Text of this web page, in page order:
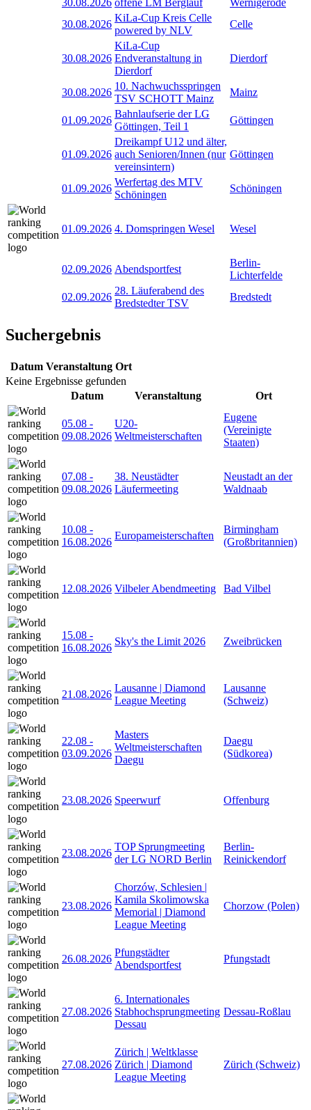
30.08.2026
KiLa-Cup Kreis Celle
powered by NLV
Celle
30.08.2026
KiLa-Cup
Endveranstaltung in
Dierdorf
Dierdorf
30.08.2026
10. Nachwuchsspringen
TSV SCHOTT Mainz
Mainz
01.09.2026
Bahnlaufserie der LG
Göttingen, Teil 1
Göttingen
01.09.2026
Dreikampf U12 und älter,
auch Senioren/Innen (nur
vereinsintern)
Göttingen
01.09.2026
Werfertag des MTV
Schöningen
Schöningen
01.09.2026 4. Domspringen Wesel Wesel
02.09.2026 Abendsportfest
Berlin-
Lichterfelde
02.09.2026
28. Läuferabend des
Bredstedter TSV
Bredstedt
Suchergebnis
Datum Veranstaltung Ort
Keine Ergebnisse gefunden
Datum
Veranstaltung Ort
05.08 -
09.08.2026
U20-
Weltmeisterschaften
Eugene
(Vereinigte
Staaten)
07.08 -
09.08.2026
38. Neustädter
Läufermeeting
Neustadt an der
Waldnaab
10.08 -
16.08.2026
Europameisterschaften
Birmingham
(Großbritannien)
12.08.2026 Vilbeler Abendmeeting Bad Vilbel
15.08 -
16.08.2026
Sky's the Limit 2026 Zweibrücken
21.08.2026
Lausanne | Diamond
League Meeting
Lausanne
(Schweiz)
22.08 -
03.09.2026
Masters
Weltmeisterschaften
Daegu
Daegu
(Südkorea)
23.08.2026 Speerwurf Offenburg
23.08.2026
TOP Sprungmeeting
der LG NORD Berlin
Berlin-
Reinickendorf
23.08.2026
Chorzów, Schlesien |
Kamila Skolimowska
Memorial | Diamond
League Meeting
Chorzow (Polen)
26.08.2026
Pfungstädter
Abendsportfest
Pfungstadt
27.08.2026
6. Internationales
Stabhochsprungmeeting
Dessau
Dessau-Roßlau
27.08.2026
Zürich | Weltklasse
Zürich | Diamond
League Meeting
Zürich (Schweiz)